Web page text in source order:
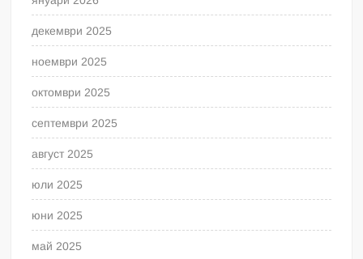
декември 2025
ноември 2025
октомври 2025
септември 2025
август 2025
юли 2025
юни 2025
май 2025